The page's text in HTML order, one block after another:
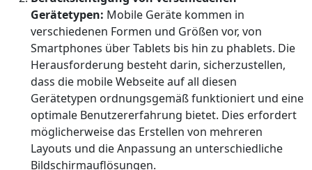
Gerätetypen: Mobile Geräte kommen in
verschiedenen Formen und Größen vor, von
Smartphones über Tablets bis hin zu phablets. Die
Herausforderung besteht darin, sicherzustellen,
dass die mobile Webseite auf all diesen
Gerätetypen ordnungsgemäß funktioniert und eine
optimale Benutzererfahrung bietet. Dies erfordert
möglicherweise das Erstellen von mehreren
Layouts und die Anpassung an unterschiedliche
Bildschirmauflösungen.